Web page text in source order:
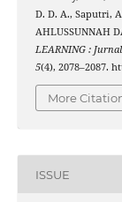
D. D. A., Saputri,
AHLUSSUNNAH
LEARNING :
5(4), 2078–2087.
More
ISSUE